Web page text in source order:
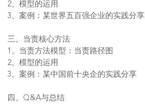
2、模型的运用
3、案例：某世界五百强企业的实践分享
三、当责核心方法
1、当责方法模型：当责路径图
2、模型的运用
3、案例：某中国前十央企的实践分享
四、Q&A与总结